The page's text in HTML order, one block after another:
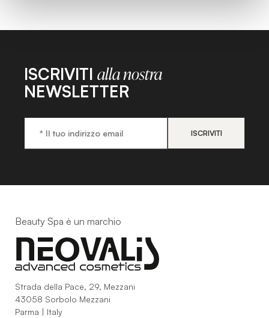
ISCRIVITI alla nostra
NEWSLETTER
Beauty Spa è un marchio
Strada della Pace, 29, Mezzani
43058 Sorbolo Mezzani
Parma | Italy